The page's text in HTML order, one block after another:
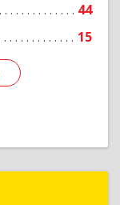
44
15